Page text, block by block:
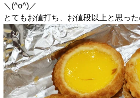
＼(^o^)／
とてもお値打ち、お値段以上と思った